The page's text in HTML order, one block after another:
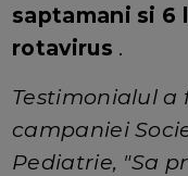
saptamani si
rotavirus .
Testimonialul
campaniei
Pediatrie, "Sa